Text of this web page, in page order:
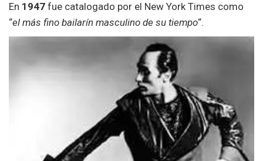
En 1947 fue catalogado por el New York Times como
“el más fino bailarín masculino de su tiempo“.